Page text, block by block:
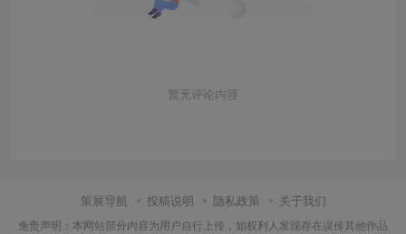
暂无评论内容
策展导航 投稿说明 隐私政策 关于我们
免责声明：本网站部分内容为用户自行上传，如权利人发现存在误传其他作品